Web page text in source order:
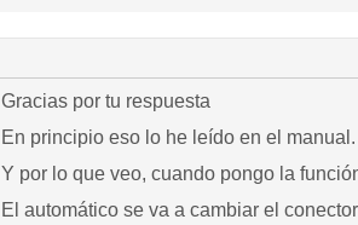
Gracias por tu respuesta
En principio eso lo he leído en el manual.
Y por lo que veo, cuando pongo la
El automático se va a cambiar el